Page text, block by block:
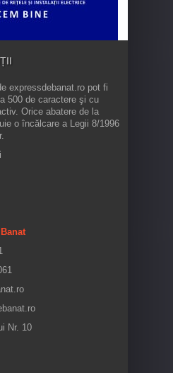
expressdebanat.ro pot fi
500 de caractere şi cu
Orice abatere de la
o încălcare a Legii 8/1996
Nr. 10